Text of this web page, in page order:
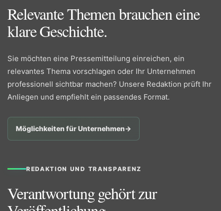
Relevante Themen brauchen eine
klare Geschichte.
Sie möchten eine Pressemitteilung einreichen, ein
relevantes Thema vorschlagen oder Ihr Unternehmen
professionell sichtbar machen? Unsere Redaktion prüft Ihr
Anliegen und empfiehlt ein passendes Format.
Möglichkeiten für Unternehmen→
REDAKTION UND TRANSPARENZ
Verantwortung gehört zur